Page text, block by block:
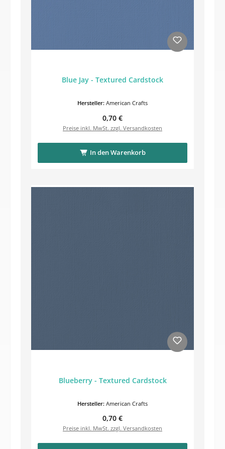
Blue Jay - Textured Cardstock
Hersteller: American Crafts
Regulärer Preis:
0,70 €
Preise inkl. MwSt. zzgl. Versandkosten
In den Warenkorb
Blueberry - Textured Cardstock
Hersteller: American Crafts
Regulärer Preis:
0,70 €
Preise inkl. MwSt. zzgl. Versandkosten